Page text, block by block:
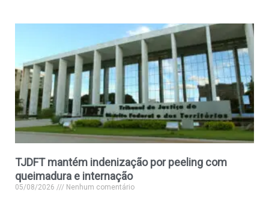
TJDFT mantém indenização por peeling com
queimadura e internação
05/08/2026 Nenhum comentário